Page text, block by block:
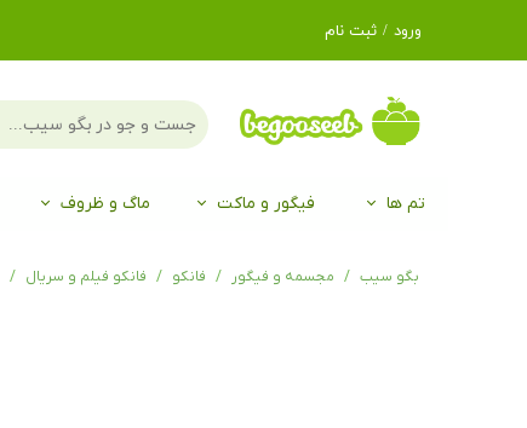
ورود / ثبت نام
حساب کاربری من
تغییر گذر واژه
خروج از حساب
تم ها فیگور و ماکت ماگ و ظروف
بگو سیب مجسمه و فیگور فانکو فانکو فیلم و سریال